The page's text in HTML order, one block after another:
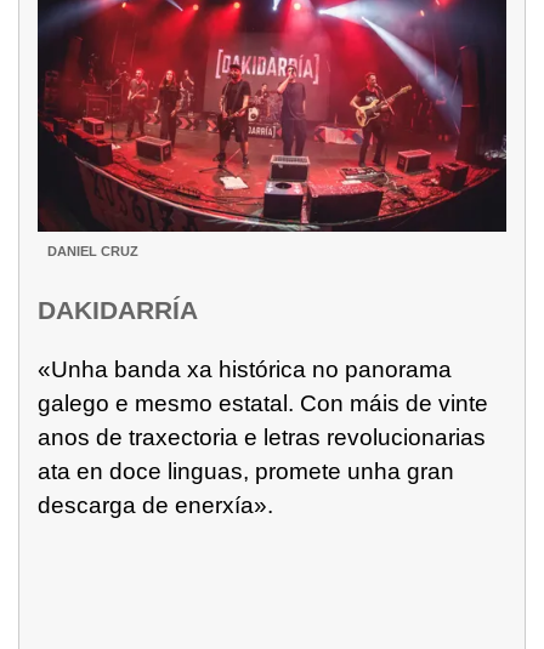
DANIEL CRUZ
DAKIDARRÍA
«Unha banda xa histórica no panorama
galego e mesmo estatal. Con máis de vinte
anos de traxectoria e letras revolucionarias
ata en doce linguas, promete unha gran
descarga de enerxía».